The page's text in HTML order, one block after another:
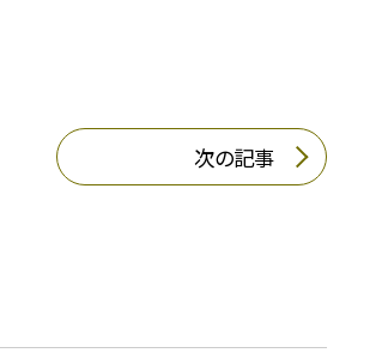
次の記事